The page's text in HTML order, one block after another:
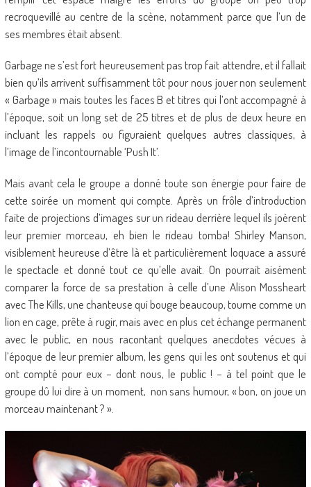
recroquevillé au centre de la scène, notamment parce que l’un de
ses membres était absent.
Garbage ne s’est fort heureusement pas trop fait attendre, et il fallait
bien qu’ils arrivent suffisamment tôt pour nous jouer non seulement
« Garbage » mais toutes les faces B et titres qui l’ont accompagné à
l’époque, soit un long set de 25 titres et de plus de deux heure en
incluant les rappels ou figuraient quelques autres classiques, à
l’image de l’incontournable ‘Push It’.
Mais avant cela le groupe a donné toute son énergie pour faire de
cette soirée un moment qui compte. Après un frôle d’introduction
faite de projections d’images sur un rideau derrière lequel ils joèrent
leur premier morceau, eh bien le rideau tomba! Shirley Manson,
visiblement heureuse d’être là et particulièrement loquace a assuré
le spectacle et donné tout ce qu’elle avait. On pourrait aisément
comparer la force de sa prestation à celle d’une Alison Mossheart
avec The Kills, une chanteuse qui bouge beaucoup, tourne comme un
lion en cage, prête à rugir, mais avec en plus cet échange permanent
avec le public, en nous racontant quelques anecdotes vécues à
l’époque de leur premier album, les gens qui les ont soutenus et qui
ont compté pour eux – dont nous, le public ! – à tel point que le
groupe dû lui dire à un moment, non sans humour, « bon, on joue un
morceau maintenant ? ».